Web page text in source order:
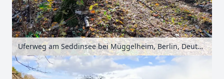
Uferweg am Seddinsee bei Müggelheim, Berlin, Deutschland